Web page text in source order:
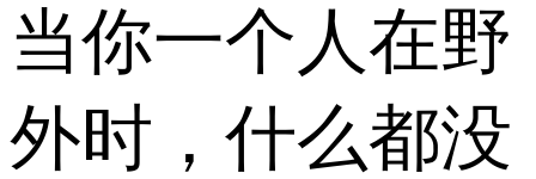
当你一个人在野
外时，什么都没